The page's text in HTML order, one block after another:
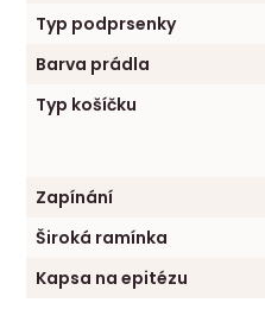
Typ podprsenky
Barva prádla
Typ košíčku
Zapínání
Široká ramínka
Kapsa na epitézu